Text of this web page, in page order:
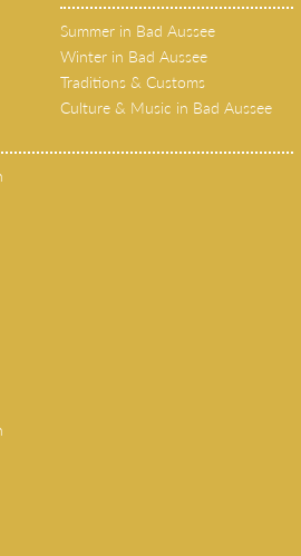
Summer in Bad Aussee
Winter in Bad Aussee
Traditions & Customs
Culture & Music in Bad Aussee